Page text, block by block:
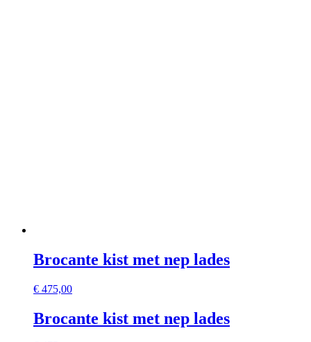
Brocante kist met nep lades
€ 475,00
Brocante kist met nep lades